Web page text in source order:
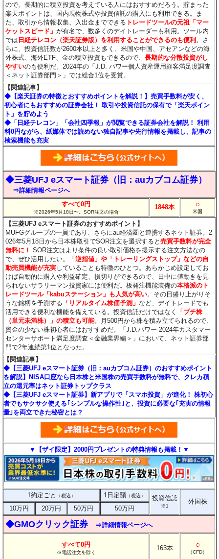
ので、長期的に積立投資を考えている人にはおすすめだろう。貯まった
楽天ポイントは、国内現物株式や投資信託の購入にも利用できる。ま
た、取引から情報収集、入出金までできる トレードツールの元祖「マー
ケットスピード」が有名で、数多くのデイトレーダーも利用。ツール内
では 日経テレコン（楽天証券版）を利用することができるのも便利 。さ
らに、投資信託数が2600本以上と多く、米国や中国、アセアンなどの海
外株式、海外ETF、金の積立投資もできるので、長期的な分散投資がし
やすいのも便利だ。2024年の「J.D. パワー個人資産運用顧客満足度調査
＜ネット証券部門＞」では総合1位を受賞。
【関連記事】
◆【楽天証券の特徴とおすすめポイントを解説！】売買手数料が安く、
初心者にもおすすめの証券会社！ 取引や投資信託の保有で「楽天ポイン
ト」を貯めよう
◆「日経テレコン」「会社四季報」が閲覧できる証券会社を解説！ 利用
料0円ながら、紙媒体では読めない独自記事や先行情報を掲載し、記事の
検索機能も充実
◆三菱UFJ eスマート証券（旧：auカブコム証券）
⇒詳細情報ページへ
すべて0円
※2026年5月18日〜。SOR注文の場合
1848本 ○
米国
【三菱UFJ eスマート証券のおすすめポイント】
MUFGグループの一員であり、さらにau経済圏と連携するネット証券。2
026年5月18日から日本株取引でSOR注文を選択すると売買手数料が完全
無料に！ SOR注文はより条件の良い取引価格を提示する注文方法なの
で、ぜひ活用したい。
「逆指値」や「トレーリングストップ」などの自
動売買機能が充実していることも特徴のひとつ。あらかじめ設定してお
けば自動的に購入や利益確定、損切りができるので、日中に値動きを見
られないサラリーマン投資家には便利だ。板発注機能装備の本格派のト
レードツール「kabuステーション」も人気が高い。その日盛り上がりそ
うな銘柄を予測する 「リアルタイム株価予測」 など、デイトレードでも
活用できる便利な機能を備えている。投資信託だけではなく
「プチ株
（単元未満株）」の積立も可能。月500円から株を積み立てられるので、
資金の少ない株初心者にはおすすめだ。「J.D.パワー 2024年カスタマー
センターサポート満足度調査＜金融業界編＞」において、ネット証券部
門で2年連続第1位となった。
【関連記事】
◆【三菱UFJ eスマート証券（旧：auカブコム証券）のおすすめポイント
を解説】NISA口座なら日本株と米国株の売買手数料が無料で、クレカ積
立の還元率はネット証券トップクラス
◆【三菱UFJ eスマート証券】新アプリで「スマホ投資」が進化！ 株初心
者でもサクサク使える｢シンプルな操作性｣と、投資に必要な｢充実の情報
量｣を両立できた秘密とは？
▼【ザイ限定】2000円プレゼントの特典情報も掲載！▼
1約定ごと （税込） 1日定額 （税込） 投資信託
※1
外国株
10万円
20万円 50万円 50万円
◆GMOクリック証券 ⇒詳細情報ページへ
すべて0円
※電話注文を除く
163本 ○
（CFD）